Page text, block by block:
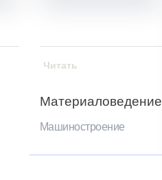
Материаловедение
Машиностроение
Читать